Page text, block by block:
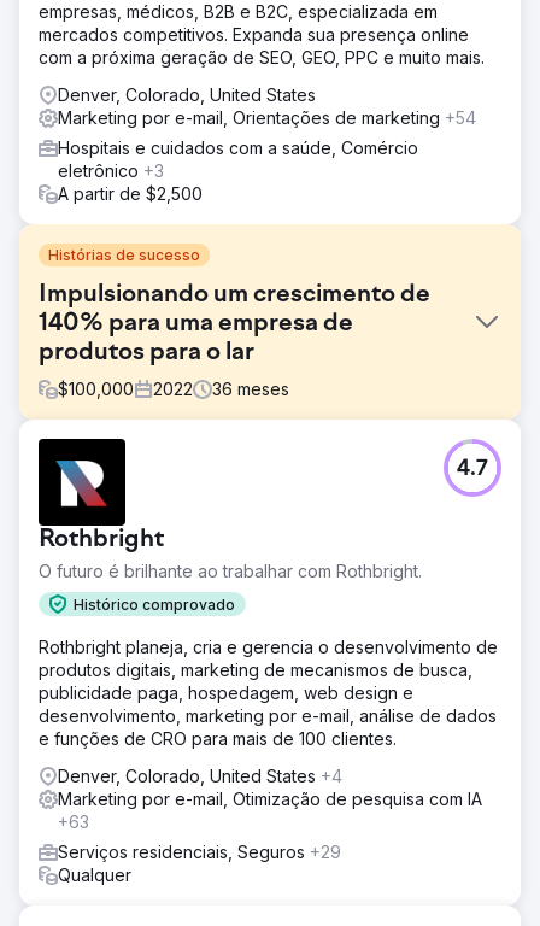
empresas, médicos, B2B e B2C, especializada em
mercados competitivos. Expanda sua presença online
com a próxima geração de SEO, GEO, PPC e muito mais.
Denver, Colorado, United States
Marketing por e-mail, Orientações de marketing +54
Hospitais e cuidados com a saúde, Comércio
eletrônico +3
A partir de $2,500
Histórias de sucesso
Impulsionando um crescimento de
140% para uma empresa de
produtos para o lar
$100,000 2022 36 meses
A Rope Company, uma varejista de produtos para casa
especializada em artigos de corda de alta qualidade,
precisava atualizar sua marca e presença digital. O
objetivo era criar um visual coeso e atemporal que
refletisse sua missão e valores, ao mesmo tempo em que
aumentava o conhecimento da marca, aprimorava a
experiência do usuário e impulsionava o crescimento da
Solução
A Anchour entregou uma atualização completa da marca,
incluindo novos logotipos, submarcas, uma paleta de
cores e uma estratégia de marca. Eles redesenharam o
site da The Rope Company, migrando-o do
WooCommerce para o Shopify com UX/UI aprimorado,
navegação aprimorada e integração de SEO. A Anchour
também gerenciou anúncios do Facebook, Instagram e
YouTube e executou campanhas de marketing por e-mail.
Sua equipe garantiu que todos os esforços estivessem
Rothbright
O futuro é brilhante ao trabalhar com Rothbright.
Histórico comprovado
4.7
Rothbright planeja, cria e gerencia o desenvolvimento de
produtos digitais, marketing de mecanismos de busca,
publicidade paga, hospedagem, web design e
desenvolvimento, marketing por e-mail, análise de dados
e funções de CRO para mais de 100 clientes.
Denver, Colorado, United States +4
Marketing por e-mail, Otimização de pesquisa com IA
+63
Serviços residenciais, Seguros +29
Qualquer